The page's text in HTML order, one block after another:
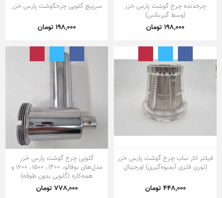
چرخدنده چرخ گوشت پارس خزر
(وسط گیربکس)
198,000 تومان
سرپیچ گلویی چرخگوشت پارس خزر
198,000 تومان
فیلتر انار ساب چرخ گوشت پارس خزر
(توری فلزی آبمیوه‌گیری) اورجینال
448,000 تومان
گلویی چرخ گوشت پارس خزر
مدل‌های بوفالو، 1400، 1500، 1600 و
همه‌کاره (گلویی بدون طوقه)
778,000 تومان